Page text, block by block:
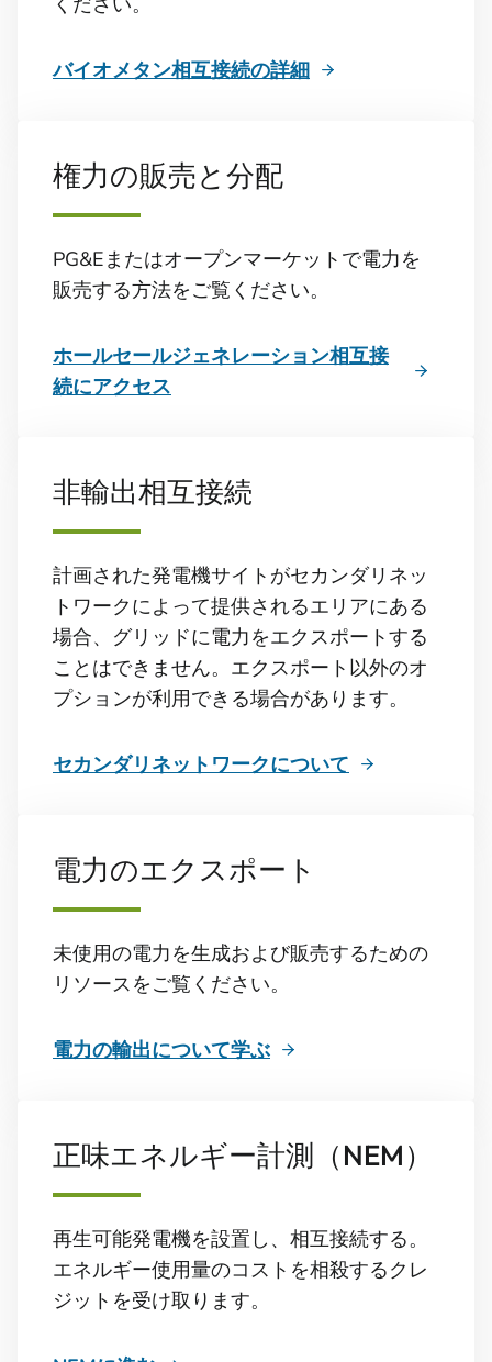
バイオメタン相互接続の詳細
権力の販売と分配
PG&Eまたはオープンマーケットで電力を
販売する方法をご覧ください。
ホールセールジェネレーション相互接
続にアクセス
非輸出相互接続
計画された発電機サイトがセカンダリネッ
トワークによって提供されるエリアにある
場合、グリッドに電力をエクスポートする
ことはできません。エクスポート以外のオ
プションが利用できる場合があります。
セカンダリネットワークについて
電力のエクスポート
未使用の電力を生成および販売するための
リソースをご覧ください。
電力の輸出について学ぶ
正味エネルギー計測（NEM）
再生可能発電機を設置し、相互接続する。
エネルギー使用量のコストを相殺するクレ
ジットを受け取ります。